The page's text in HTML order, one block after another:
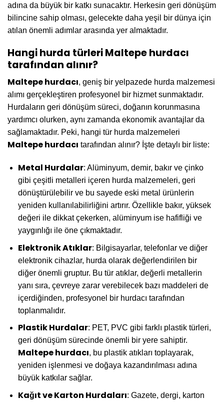
adına da büyük bir katkı sunacaktır. Herkesin geri dönüşüm
bilincine sahip olması, gelecekte daha yeşil bir dünya için
atılan önemli adımlar arasında yer almaktadır.
Hangi hurda türleri Maltepe hurdacı
tarafından alınır?
Maltepe hurdacı, geniş bir yelpazede hurda malzemesi
alımı gerçekleştiren profesyonel bir hizmet sunmaktadır.
Hurdaların geri dönüşüm süreci, doğanın korunmasına
yardımcı olurken, aynı zamanda ekonomik avantajlar da
sağlamaktadır. Peki, hangi tür hurda malzemeleri
Maltepe hurdacı tarafından alınır? İşte detaylı bir liste:
Metal Hurdalar: Alüminyum, demir, bakır ve çinko
gibi çeşitli metalleri içeren hurda malzemeleri, geri
dönüştürülebilir ve bu sayede eski metal ürünlerin
yeniden kullanılabilirliğini artırır. Özellikle bakır, yüksek
değeri ile dikkat çekerken, alüminyum ise hafifliği ve
yaygınlığı ile öne çıkmaktadır.
Elektronik Atıklar: Bilgisayarlar, telefonlar ve diğer
elektronik cihazlar, hurda olarak değerlendirilen bir
diğer önemli gruptur. Bu tür atıklar, değerli metallerin
yanı sıra, çevreye zarar verebilecek bazı maddeleri de
içerdiğinden, profesyonel bir hurdacı tarafından
toplanmalıdır.
Plastik Hurdalar: PET, PVC gibi farklı plastik türleri,
geri dönüşüm sürecinde önemli bir yere sahiptir.
Maltepe hurdacı, bu plastik atıkları toplayarak,
yeniden işlenmesi ve doğaya kazandırılması adına
büyük katkılar sağlar.
Kağıt ve Karton Hurdaları: Gazete, dergi, karton